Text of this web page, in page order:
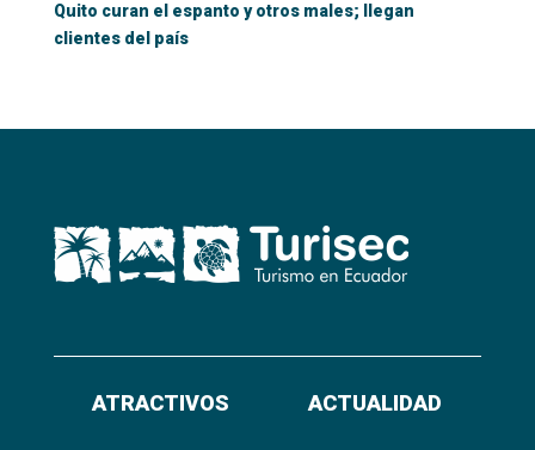
Quito curan el espanto y otros males; llegan
clientes del país
ATRACTIVOS ACTUALIDAD